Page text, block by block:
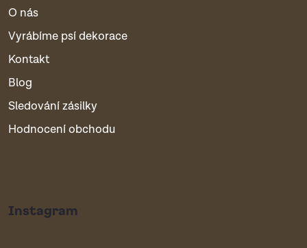
O nás
Vyrábíme psí dekorace
Kontakt
Blog
Sledování zásilky
Hodnocení obchodu
Instagram